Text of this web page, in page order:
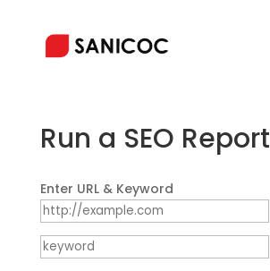
Run a SEO Report
Enter URL & Keyword